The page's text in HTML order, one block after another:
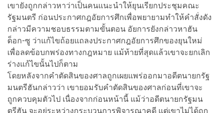
เขายังถูกกล่าวหาว่าเป็นคนแนะนำให้ยุนเรียกประชุมคณะ
รัฐมนตรี ก่อนประกาศกฎอัยการศึกเพื่อพยายามทำให้คำสั่งดัง
กล่าวมีความชอบธรรมตามขั้นตอน อัยการยังกล่าวหาฮัน
ด็อก-ซู ว่าแก้ไขถ้อยแถลงประกาศกฎอัยการศึกของยุนใหม่
เพื่อลดข้อบกพร่องทางกฎหมาย แม้ท้ายที่สุดแล้วเขาจะยกเลิก
ร่างแก้ไขนั้นไปก็ตาม
โดยหลังจากคำตัดสินของศาลถูกเผยแพร่ออกมาอดีตนายกรัฐ
มนตรีฮันกล่าวว่า เขายอมรับคำตัดสินของศาลก่อนที่เขาจะ
ถูกควบคุมตัวไป เนื่องจากก่อนหน้านี้ แม้ว่าอดีตนายกรัฐมน
ตรีฮัน จะอยู่ระหว่างกระบวนการพิจารณาคดี แต่เขาไม่ได้ถูก